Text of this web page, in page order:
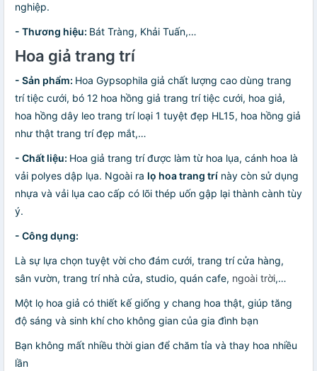
nghiệp.
- Thương hiệu: Bát Tràng, Khải Tuấn,…
Hoa giả trang trí
- Sản phẩm: Hoa Gypsophila giả chất lượng cao dùng trang
trí tiệc cưới, bó 12 hoa hồng giả trang trí tiệc cưới, hoa giả,
hoa hồng dây leo trang trí loại 1 tuyệt đẹp HL15, hoa hồng giả
như thật trang trí đẹp mắt,…
- Chất liệu: Hoa giả trang trí được làm từ hoa lụa, cánh hoa là
vải polyes dập lụa. Ngoài ra lọ hoa trang trí này còn sử dụng
nhựa và vải lụa cao cấp có lõi thép uốn gập lại thành cành tùy
ý.
- Công dụng:
Là sự lựa chọn tuyệt vời cho đám cưới, trang trí cửa hàng,
sân vườn, trang trí nhà cửa, studio, quán cafe, ngoài trời,…
Một lọ hoa giả có thiết kế giống y chang hoa thật, giúp tăng
độ sáng và sinh khí cho không gian của gia đình bạn
Bạn không mất nhiều thời gian để chăm tỉa và thay hoa nhiều
lần